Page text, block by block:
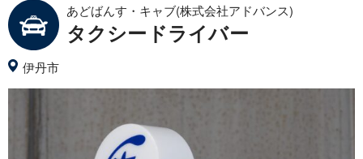
あどばんす・キャブ(株式会社アドバンス)
タクシードライバー
伊丹市